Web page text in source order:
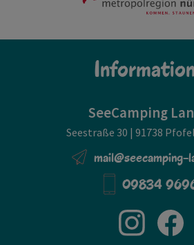
SeeCamping
Seestraße 30 | 91738
mail@seecamping-
09834